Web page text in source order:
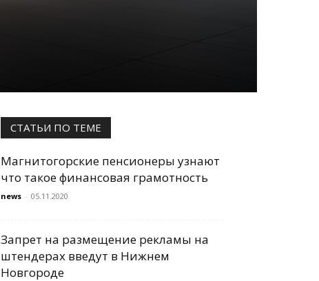
СТАТЬИ ПО ТЕМЕ
Магнитогорские пенсионеры узнают
что такое финансовая грамотность
news - 05.11.2020
Запрет на размещение рекламы на
штендерах введут в Нижнем
Новгороде